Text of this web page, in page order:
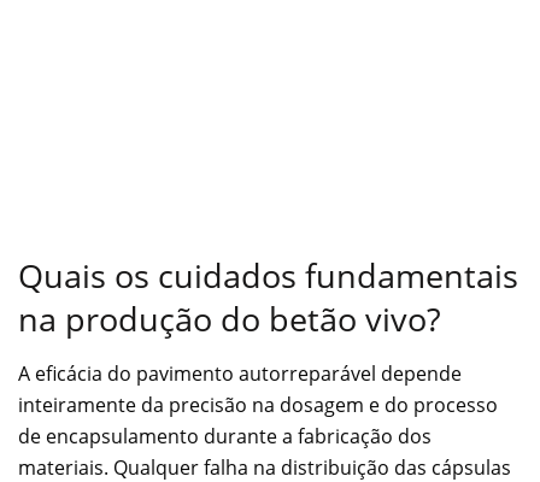
Quais os cuidados fundamentais
na produção do betão vivo?
A eficácia do pavimento autorreparável depende
inteiramente da precisão na dosagem e do processo
de encapsulamento durante a fabricação dos
materiais. Qualquer falha na distribuição das cápsulas